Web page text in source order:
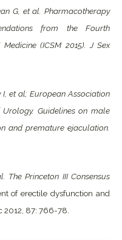
G, et al. Pharmacotherapy
from the Fourth
(ICSM 2015). J Sex
et al; European Association
Guidelines on male
and premature ejaculation.
The Princeton III Consensus
of erectile dysfunction and
2012, 87: 766-78.